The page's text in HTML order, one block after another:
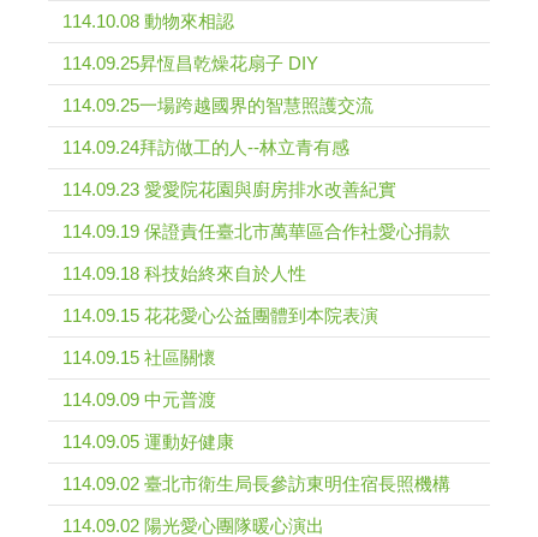
114.10.08 動物來相認
114.09.25昇恆昌乾燥花扇子 DIY
114.09.25一場跨越國界的智慧照護交流
114.09.24拜訪做工的人--林立青有感
114.09.23 愛愛院花園與廚房排水改善紀實
114.09.19 保證責任臺北市萬華區合作社愛心捐款
114.09.18 科技始終來自於人性
114.09.15 花花愛心公益團體到本院表演
114.09.15 社區關懷
114.09.09 中元普渡
114.09.05 運動好健康
114.09.02 臺北市衛生局長參訪東明住宿長照機構
114.09.02 陽光愛心團隊暖心演出